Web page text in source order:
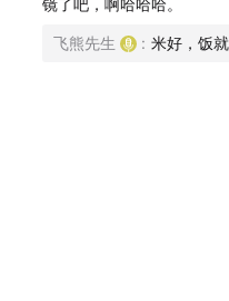
镜了吧，啊哈哈哈。
飞熊先生 : 米好，饭